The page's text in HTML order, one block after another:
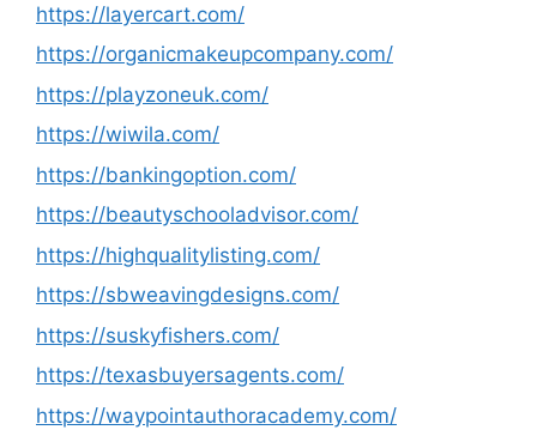
https://layercart.com/
https://organicmakeupcompany.com/
https://playzoneuk.com/
https://wiwila.com/
https://bankingoption.com/
https://beautyschooladvisor.com/
https://highqualitylisting.com/
https://sbweavingdesigns.com/
https://suskyfishers.com/
https://texasbuyersagents.com/
https://waypointauthoracademy.com/